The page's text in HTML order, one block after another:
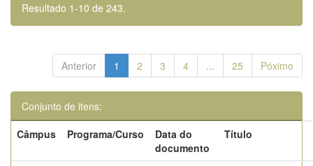
Resultado 1-10 de 243.
Anterior 1 2 3 4 ... 25 Póximo
Conjunto de itens:
Câmpus
Programa/Curso
Data do
documento
Título